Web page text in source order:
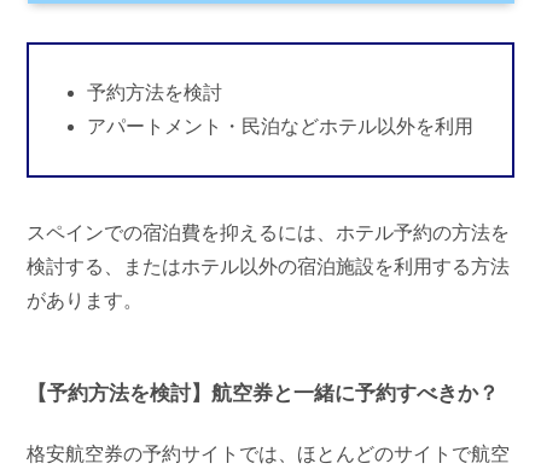
予約方法を検討
アパートメント・民泊などホテル以外を利用
スペインでの宿泊費を抑えるには、ホテル予約の方法を
検討する、またはホテル以外の宿泊施設を利用する方法
があります。
【予約方法を検討】航空券と一緒に予約すべきか？
格安航空券の予約サイトでは、ほとんどのサイトで航空